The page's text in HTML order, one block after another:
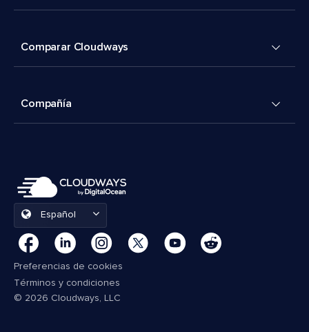
Comparar Cloudways
Compañía
Español
Preferencias de cookies
Términos y condiciones
© 2026 Cloudways, LLC